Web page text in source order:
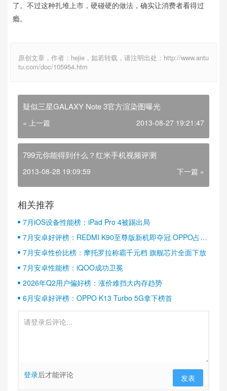
了。不过这种扎堆上市，硬碰硬的做法，确实让消费者看得过
瘾。
原创文章，作者：hejie，如若转载，请注明出处：http://www.antu
tu.com/doc/105954.htm
疑似三星GALAXY Note 3官方渲染图曝光
« 上一篇 2013-08-27 19:21:47
799元你能得到什么？红米手机视频评测
2013-08-28 19:09:59 下一篇 »
相关推荐
7月iOS设备性能榜：iPad Pro 4被踢出局
7月安卓好评榜：REDMI K90至尊版新机即夺冠 OPPO占据
半壁江山
7月安卓性价比榜：摩托罗拉称霸千元档 旗舰芯片全面下放
7月安卓性能榜：iQOO成功卫冕
2026年Q2用户偏好榜：涨价难挡大内存趋势
6月安卓好评榜：OPPO K13 Turbo 5G拿下榜首
登录后才能评论 发表